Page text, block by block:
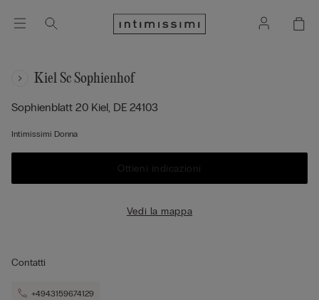
Kiel Sc Sophienhof
Sophienblatt 20 Kiel, DE 24103
Intimissimi Donna
Ottieni indicazioni
Vedi la mappa
Contatti
+4943159674129